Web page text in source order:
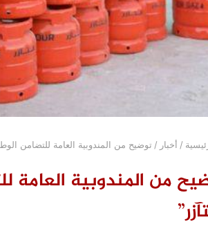
/ أخبار / توضيح من المندوبية العامة للتضامن
من المندوبية العامة